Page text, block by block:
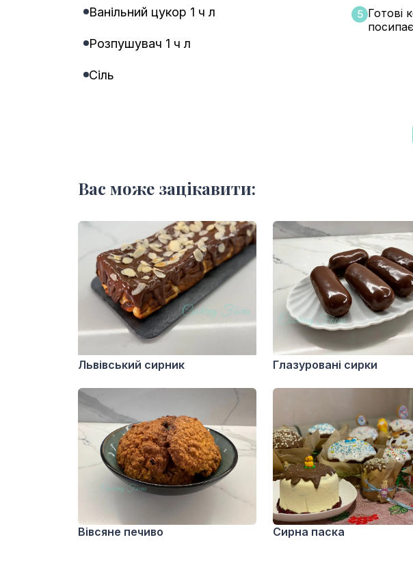
Ванільний цукор 1 ч л
Розпушувач 1 ч л
Сіль
5 Готові
Вас може зацікавити:
Львівський сирник Глазуровані сирки
Вівсяне печиво Сирна паска